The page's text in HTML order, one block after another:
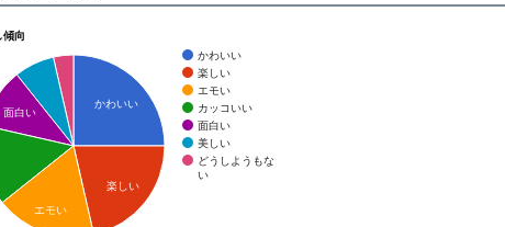
傾向
かわいい
楽しい
エモい
カッコいい
面白い
美しい
どうしようもな
い
かわいい
楽しい
面白い
エモい